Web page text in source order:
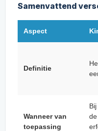
Samenvattend
Aspect
Definitie
Wanneer van
toepassing